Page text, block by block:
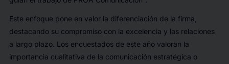
Este enfoque pone en valor la diferenciación de la firma,
destacando su compromiso con la excelencia y las relaciones
a largo plazo. Los encuestados de este año valoran la
importancia cualitativa de la comunicación estratégica o